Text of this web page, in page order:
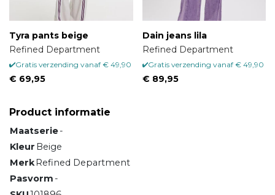
Tyra pants beige
Refined Department
Gratis verzending vanaf € 49,90
€ 69,95
Dain jeans lila
Refined Department
Gratis verzending vanaf € 49,90
€ 89,95
Product informatie
Maatserie-
Kleur Beige
MerkRefined Department
Pasvorm-